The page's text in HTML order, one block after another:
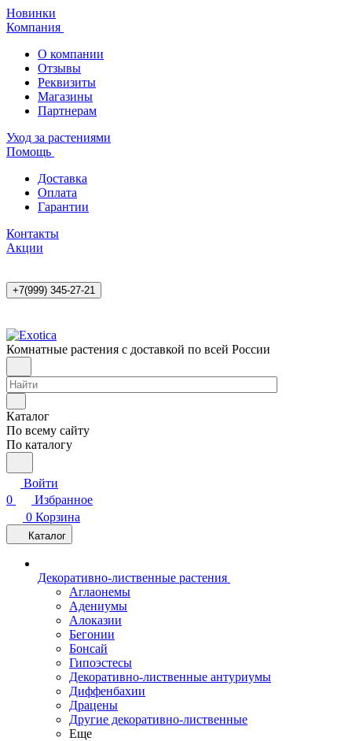
Новинки
Компания
О компании
Отзывы
Реквизиты
Магазины
Партнерам
Уход за растениями
Помощь
Доставка
Оплата
Гарантии
Контакты
Акции
+7(999) 345-27-21
Комнатные растения с доставкой по всей России
Каталог
По всему сайту
По каталогу
Войти
0
Избранное
0 Корзина
Каталог
Декоративно-лиственные растения
Аглаонемы
Адениумы
Алоказии
Бегонии
Бонсай
Гипоэстесы
Декоративно-лиственные антуриумы
Диффенбахии
Драцены
Другие декоративно-лиственные
Еще